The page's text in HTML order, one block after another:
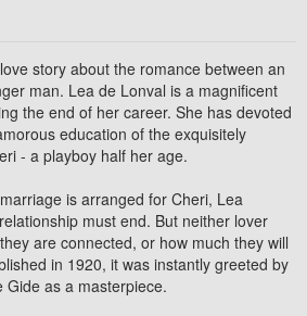
story about the romance between an
man. Lea de Lonval is a magnificent
the end of her career. She has devoted
education of the exquisitely
- a playboy half her age.
is arranged for Cheri, Lea
must end. But neither lover
are connected, or how much they will
in 1920, it was instantly greeted by
Gide as a masterpiece.